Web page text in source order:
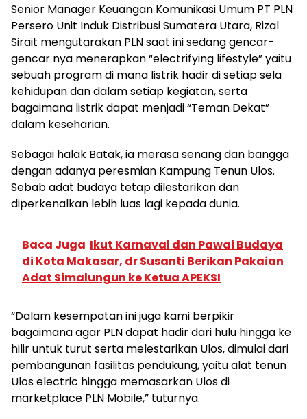
Senior Manager Keuangan Komunikasi Umum PT PLN
Persero Unit Induk Distribusi Sumatera Utara, Rizal
Sirait mengutarakan PLN saat ini sedang gencar-
gencar nya menerapkan “electrifying lifestyle” yaitu
sebuah program di mana listrik hadir di setiap sela
kehidupan dan dalam setiap kegiatan, serta
bagaimana listrik dapat menjadi “Teman Dekat”
dalam keseharian.
Sebagai halak Batak, ia merasa senang dan bangga
dengan adanya peresmian Kampung Tenun Ulos.
Sebab adat budaya tetap dilestarikan dan
diperkenalkan lebih luas lagi kepada dunia.
Baca Juga Ikut Karnaval dan Pawai Budaya
di Kota Makasar, dr Susanti Berikan Pakaian
Adat Simalungun ke Ketua APEKSI
“Dalam kesempatan ini juga kami berpikir
bagaimana agar PLN dapat hadir dari hulu hingga ke
hilir untuk turut serta melestarikan Ulos, dimulai dari
pembangunan fasilitas pendukung, yaitu alat tenun
Ulos electric hingga memasarkan Ulos di
marketplace PLN Mobile,” tuturnya.